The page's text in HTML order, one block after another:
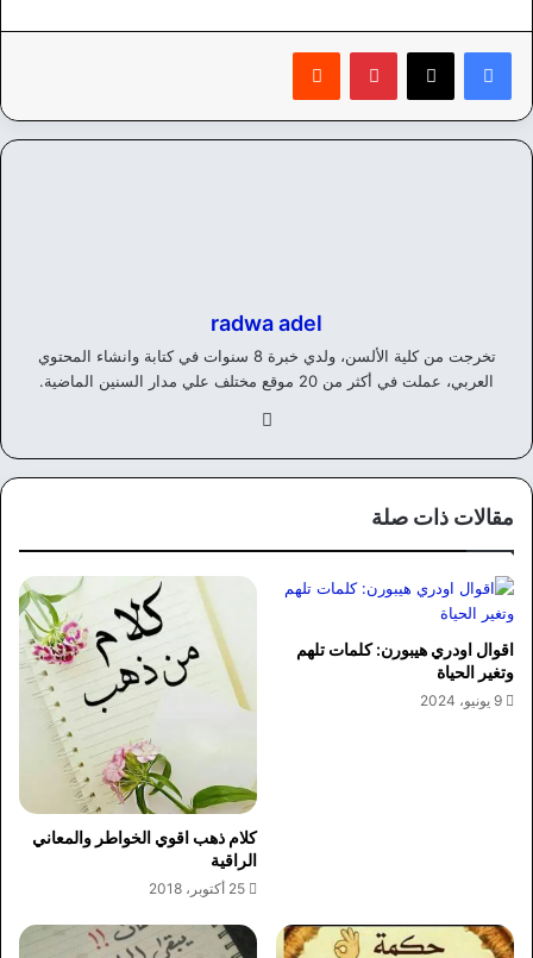
بينتيريست
radwa adel
تخرجت من كلية الألسن، ولدي خبرة 8 سنوات في كتابة وانشاء المحتوي
العربي، عملت في أكثر من 20 موقع مختلف علي مدار السنين الماضية.
وك
مقالات ذات صلة
اقوال اودري هيبورن: كلمات تلهم
وتغير الحياة
9 يونيو، 2024
كلام ذهب اقوي الخواطر والمعاني
الراقية
25 أكتوبر، 2018